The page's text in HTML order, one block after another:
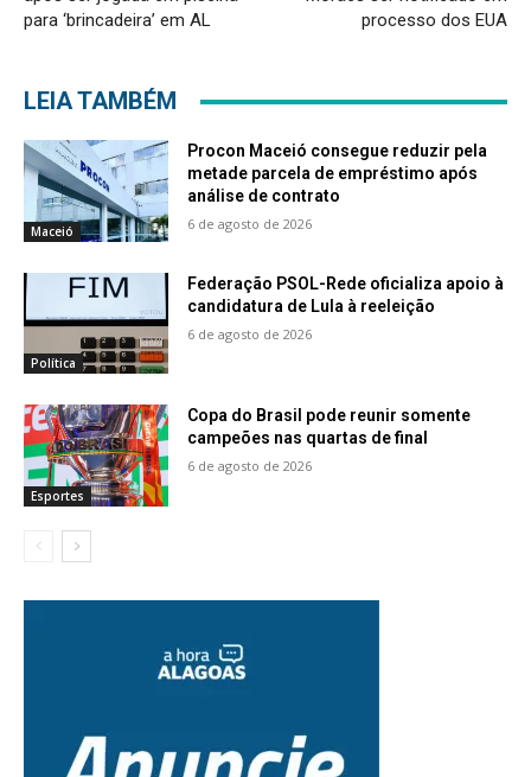
para ‘brincadeira’ em AL
processo dos EUA
LEIA TAMBÉM
Maceió
Procon Maceió consegue reduzir pela
metade parcela de empréstimo após
análise de contrato
6 de agosto de 2026
Política
Federação PSOL-Rede oficializa apoio à
candidatura de Lula à reeleição
6 de agosto de 2026
Esportes
Copa do Brasil pode reunir somente
campeões nas quartas de final
6 de agosto de 2026